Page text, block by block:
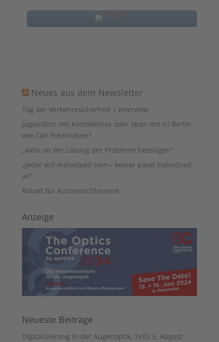
Neues aus dem Newsletter
Tag der Verkehrssicherheit | Interview
Jugendlich mit Kontaktlinse oder oben mit ic! Berlin
wie Carl Fredricksen?
„Aktiv an der Lösung der Probleme beteiligen“
„Jeder will individuell sein – keiner passt individuell
an“
Rabatt für Kurzentschlossene
Anzeige
Neueste Beiträge
Digitalisierung in der Augenoptik, Teil2 5. August